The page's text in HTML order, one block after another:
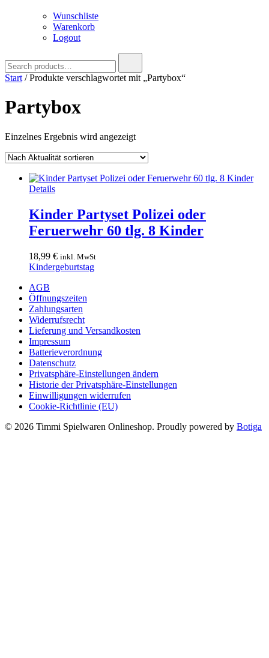
Wunschliste
Warenkorb
Logout
for:
Start / Produkte verschlagwortet mit „Partybox“
Partybox
Einzelnes Ergebnis wird angezeigt
DetailsDieses
weist
mehrere
Varianten
Die
Optionen
können
der
Produktseite
gewählt
werden
Kinder Partyset Polizei oder
Feruerwehr 60 tlg. 8 Kinder
18,99 € inkl. MwSt
Kindergeburtstag
AGB
Öffnungszeiten
Zahlungsarten
Widerrufsrecht
Lieferung und Versandkosten
Impressum
Batterieverordnung
Datenschutz
Privatsphäre-Einstellungen ändern
Historie der Privatsphäre-Einstellungen
Einwilligungen widerrufen
Cookie-Richtlinie (EU)
© 2026 Timmi Spielwaren Onlineshop. Proudly powered by Botiga